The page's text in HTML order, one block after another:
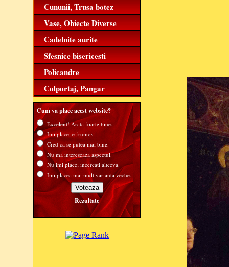
Cununii, Trusa botez
Vase, Obiecte Diverse
Cadelnite aurite
Sfesnice bisericesti
Policandre
Colportaj, Pangar
Cum va place acest website?
Excelent! Arata foarte bine.
Imi place, e frumos.
Cred ca se putea mai bine.
Nu ma intereseaza aspectul.
Nu imi place; incercati altceva.
Imi placea mai mult varianta veche.
Rezultate